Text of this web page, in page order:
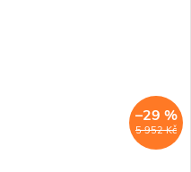
5 952 Kč
–29 %